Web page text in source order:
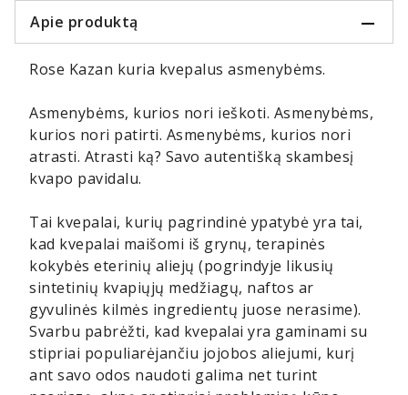
Apie produktą
Rose Kazan kuria kvepalus asmenybėms.
Asmenybėms, kurios nori ieškoti. Asmenybėms,
kurios nori patirti. Asmenybėms, kurios nori
atrasti. Atrasti ką? Savo autentišką skambesį
kvapo pavidalu.
Tai kvepalai, kurių pagrindinė ypatybė yra tai,
kad kvepalai maišomi iš grynų, terapinės
kokybės eterinių aliejų (pogrindyje likusių
sintetinių kvapiųjų medžiagų, naftos ar
gyvulinės kilmės ingredientų juose nerasime).
Svarbu pabrėžti, kad kvepalai yra gaminami su
stipriai populiarėjančiu jojobos aliejumi, kurį
ant savo odos naudoti galima net turint